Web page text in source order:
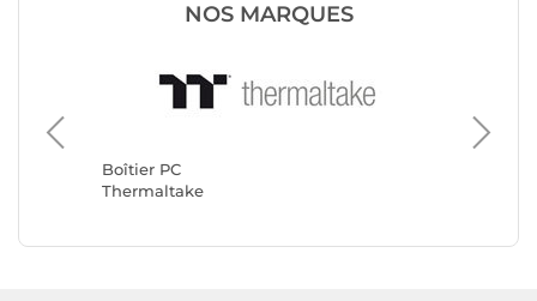
NOS MARQUES
Boîtier PC
Thermaltake
Boîtier
Corsair